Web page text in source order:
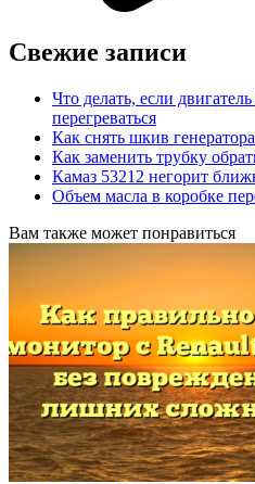
Свежие записи
Что делать, если
перегреваться
Как снять шкив
Как заменить трубку
Камаз 53212 негорит
Объем масла в коробке
Вам также может понравиться